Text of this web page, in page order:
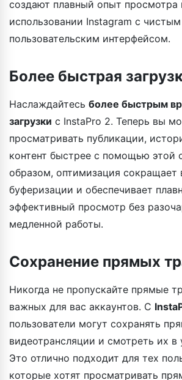
создают плавный опыт просмотра
использовании Instagram с
пользовательским интерфейсом.
Более быстрая
Наслаждайтесь более быстрым
загрузки с InstaPro 2. Теперь вы
просматривать публикации,
контент быстрее с помощью этой
образом, оптимизация сокращает
буферизации и обеспечивает
эффективный просмотр без
медленной работы.
Сохранение прямых
Никогда не пропускайте прямые
важных для вас аккаунтов. С
пользователи могут сохранять
видеотрансляции и смотреть их в
Это отлично подходит для тех
которые хотят просматривать